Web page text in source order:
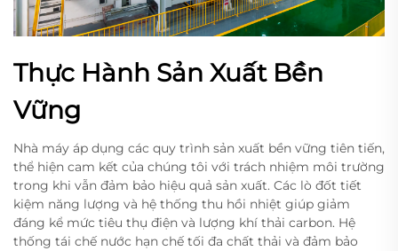
Thực Hành Sản Xuất Bền
Vững
Nhà máy áp dụng các quy trình sản xuất bền vững tiên tiến,
thể hiện cam kết của chúng tôi với trách nhiệm môi trường
trong khi vẫn đảm bảo hiệu quả sản xuất. Các lò đốt tiết
kiệm năng lượng và hệ thống thu hồi nhiệt giúp giảm
đáng kể mức tiêu thụ điện và lượng khí thải carbon. Hệ
thống tái chế nước hạn chế tối đa chất thải và đảm bảo